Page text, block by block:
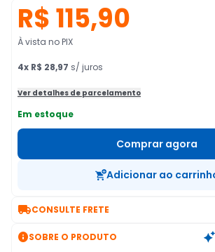
R$ 115,90
À vista no PIX
4x R$ 28,97 s/ juros
Ver detalhes de parcelamento
Em estoque
Comprar agora
Adicionar ao
CONSULTE FRETE
SOBRE O PRODUTO